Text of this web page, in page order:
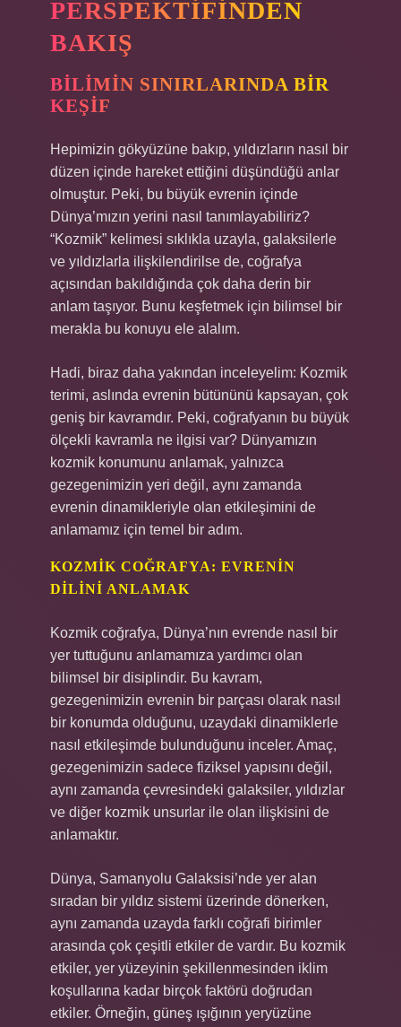
PERSPEKTIFINDEN
BAKIŞ
BILIMIN SINIRLARINDA BIR
KEŞIF
Hepimizin gökyüzüne bakıp, yıldızların nasıl bir
düzen içinde hareket ettiğini düşündüğü anlar
olmuştur. Peki, bu büyük evrenin içinde
Dünya’mızın yerini nasıl tanımlayabiliriz?
“Kozmik” kelimesi sıklıkla uzayla, galaksilerle
ve yıldızlarla ilişkilendirilse de, coğrafya
açısından bakıldığında çok daha derin bir
anlam taşıyor. Bunu keşfetmek için bilimsel bir
merakla bu konuyu ele alalım.
Hadi, biraz daha yakından inceleyelim: Kozmik
terimi, aslında evrenin bütününü kapsayan, çok
geniş bir kavramdır. Peki, coğrafyanın bu büyük
ölçekli kavramla ne ilgisi var? Dünyamızın
kozmik konumunu anlamak, yalnızca
gezegenimizin yeri değil, aynı zamanda
evrenin dinamikleriyle olan etkileşimini de
anlamamız için temel bir adım.
KOZMIK COĞRAFYA: EVRENIN
DILINI ANLAMAK
Kozmik coğrafya, Dünya’nın evrende nasıl bir
yer tuttuğunu anlamamıza yardımcı olan
bilimsel bir disiplindir. Bu kavram,
gezegenimizin evrenin bir parçası olarak nasıl
bir konumda olduğunu, uzaydaki dinamiklerle
nasıl etkileşimde bulunduğunu inceler. Amaç,
gezegenimizin sadece fiziksel yapısını değil,
aynı zamanda çevresindeki galaksiler, yıldızlar
ve diğer kozmik unsurlar ile olan ilişkisini de
anlamaktır.
Dünya, Samanyolu Galaksisi’nde yer alan
sıradan bir yıldız sistemi üzerinde dönerken,
aynı zamanda uzayda farklı coğrafi birimler
arasında çok çeşitli etkiler de vardır. Bu kozmik
etkiler, yer yüzeyinin şekillenmesinden iklim
koşullarına kadar birçok faktörü doğrudan
etkiler. Örneğin, güneş ışığının yeryüzüne